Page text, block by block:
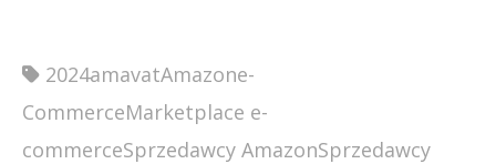
2024amavatAmazone-
CommerceMarketplace e-
commerceSprzedawcy AmazonSprzedawcy